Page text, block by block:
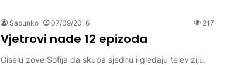
Sapunko 07/09/2016 217
Vjetrovi nade 12 epizoda
Giselu zove Sofija da skupa sjednu i gledaju televiziju.